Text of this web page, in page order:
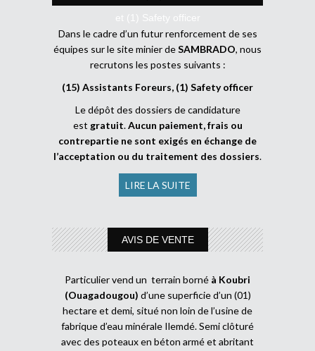
et (1) Safety officer
Dans le cadre d’un futur renforcement de ses
équipes sur le site minier deSAMBRADO, nous
recrutons les postes suivants :
(15) Assistants Foreurs, (1) Safety officer
Le dépôt des dossiers de candidature
est gratuit.Aucun paiement, frais ou
contrepartie ne sont exigés en échange de
l’acceptation ou du traitement des dossiers.
LIRE LA SUITE
AVIS DE VENTE
Particulier vend un terrain borné à Koubri
(Ouagadougou) d’une superficie d’un (01)
hectare et demi, situé non loin de l’usine de
fabrique d’eau minérale Ilemdé. Semi clôturé
avec des poteaux en béton armé et abritant